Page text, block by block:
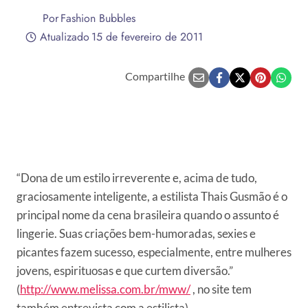
PorFashion Bubbles
Atualizado15 de fevereiro de 2011
Compartilhe
“Dona de um estilo irreverente e, acima de tudo,
graciosamente inteligente, a estilista Thais Gusmão é o
principal nome da cena brasileira quando o assunto é
lingerie. Suas criações bem-humoradas, sexies e
picantes fazem sucesso, especialmente, entre mulheres
jovens, espirituosas e que curtem diversão.”
(http://www.melissa.com.br/mww/, no site tem